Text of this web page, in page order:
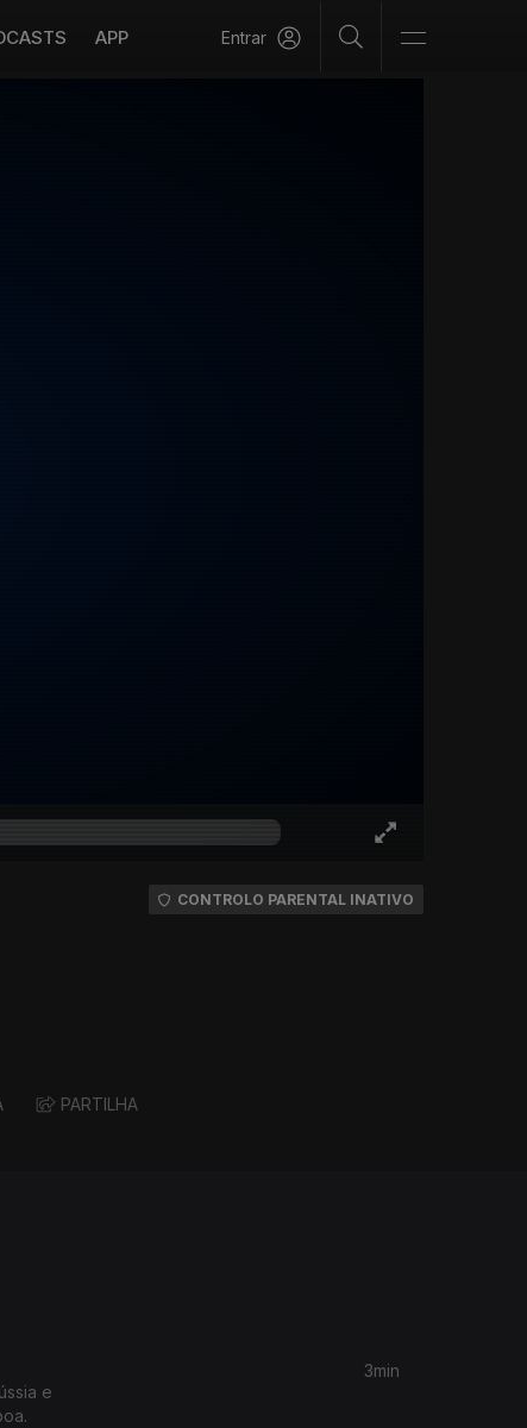
APP Entrar
CONTROLO PARENTAL INATIVO
PARTILHA
e
3min